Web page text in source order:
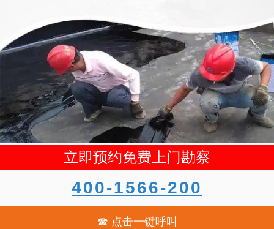
立即预约免费上门勘察
400-1566-200
☎ 点击一键呼叫